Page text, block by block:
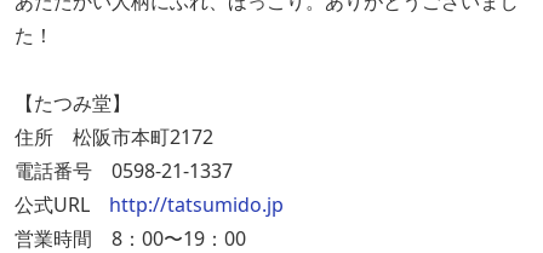
た！
【たつみ堂】
住所 松阪市本町2172
電話番号 0598-21-1337
公式URL http://tatsumido.jp
営業時間 8：00〜19：00